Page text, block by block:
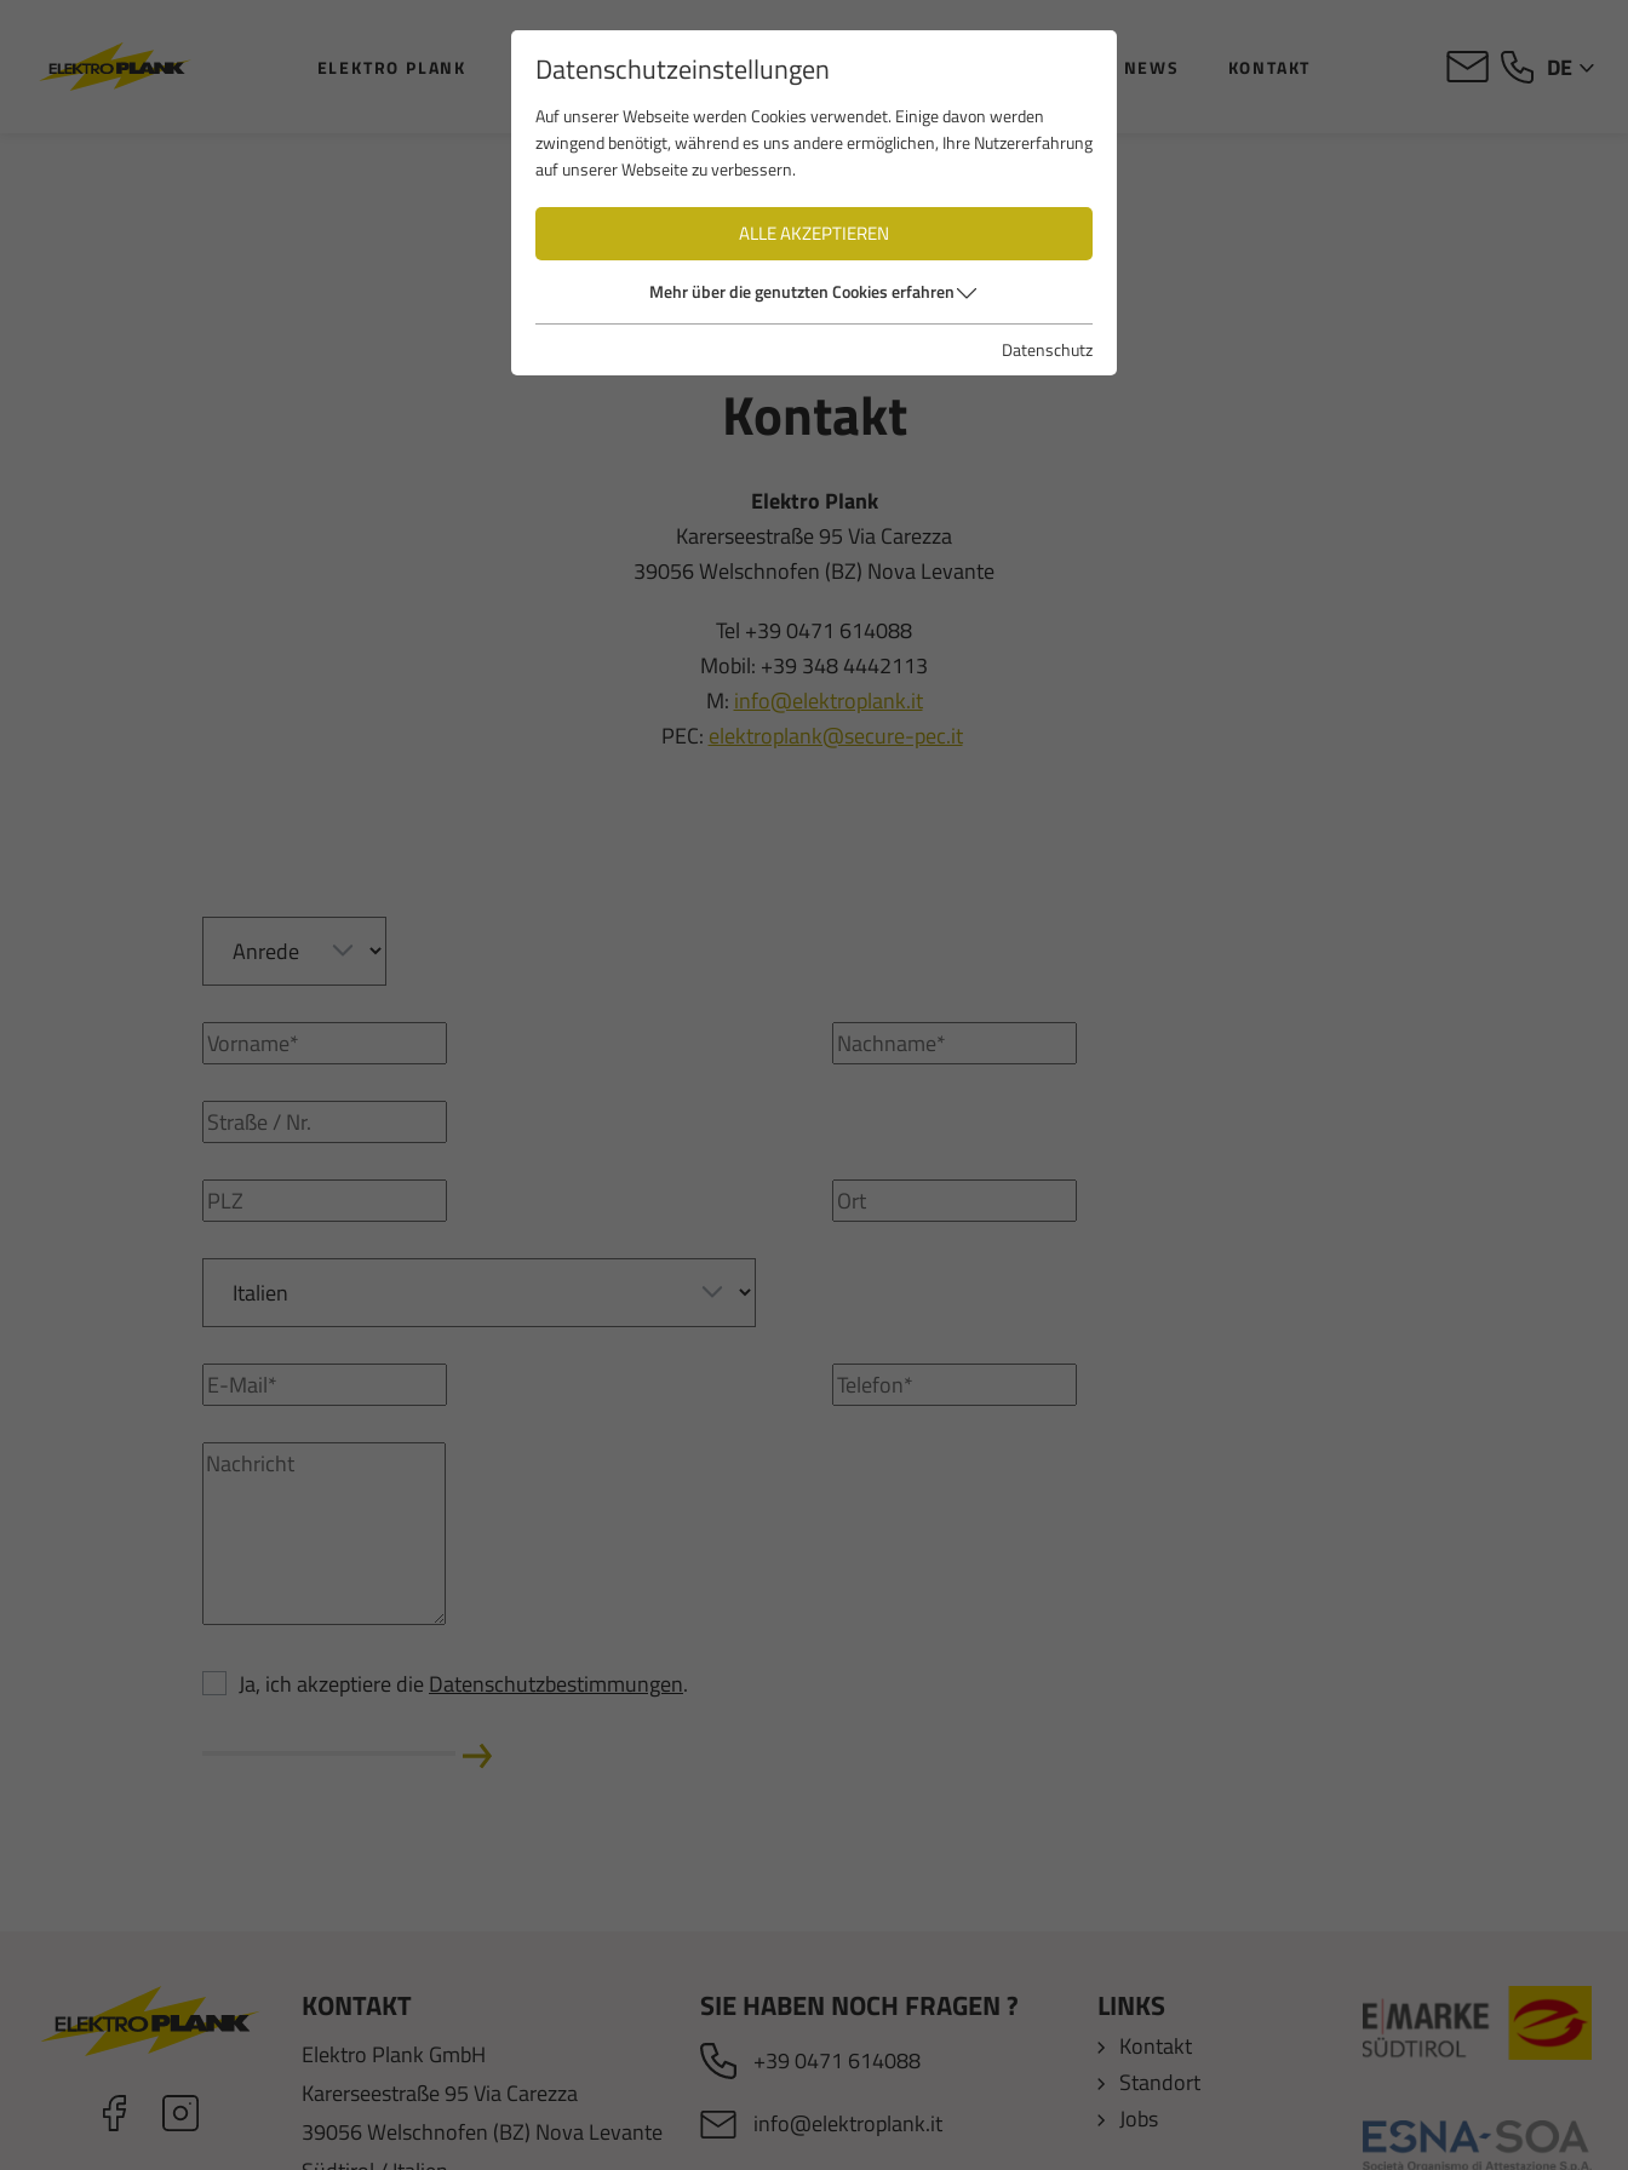
ELEKTRO PLANK TEAM STANDORT LEISTUNGEN NEWS KONTAKT DE
Kontakt
Elektro Plank
Karerseestraße 95 Via Carezza
39056 Welschnofen (BZ) Nova Levante
Tel +39 0471 614088
Mobil: +39 348 4442113
M: info@elektroplank.it
PEC: elektroplank@secure-pec.it
Ja, ich akzeptiere die Datenschutzbestimmungen.
KONTAKT
Elektro Plank GmbH
Karerseestraße 95 Via Carezza
39056 Welschnofen (BZ) Nova Levante
SIE HABEN NOCH FRAGEN ?
+39 0471 614088
info@elektroplank.it
LINKS
Kontakt
Standort
Jobs
Datenschutzeinstellungen
Auf unserer Webseite werden Cookies verwendet. Einige davon werden
zwingend benötigt, während es uns andere ermöglichen, Ihre Nutzererfahrung
auf unserer Webseite zu verbessern.
ALLE AKZEPTIEREN
Mehr über die genutzten Cookies erfahren
Datenschutz